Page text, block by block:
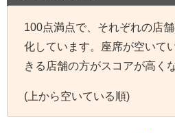
100点満点で、それぞれの店
化しています。座席が空いて
きる店舗の方がスコアが高く
(上から空いている順)